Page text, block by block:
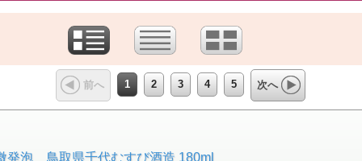
前へ 1 2 3 4 5 次へ
発泡 鳥取県千代むすび酒造 180ml